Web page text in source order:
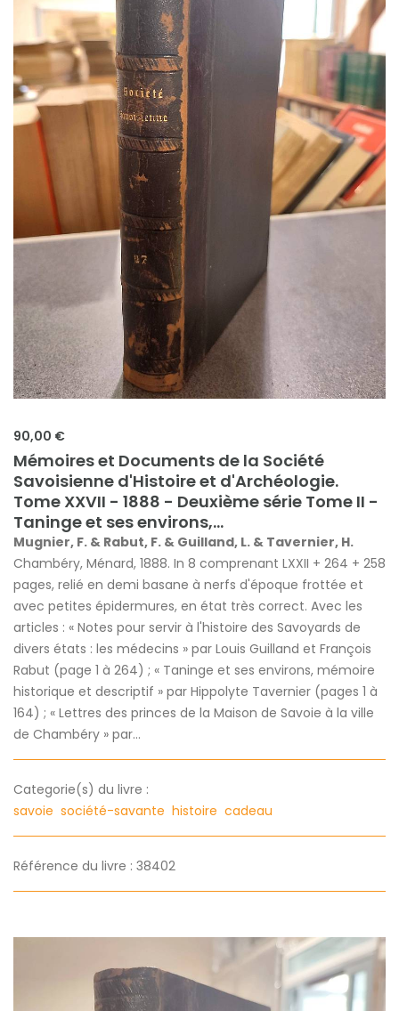
90,00 €
Mémoires et Documents de la Société
Savoisienne d'Histoire et d'Archéologie.
Tome XXVII - 1888 - Deuxième série Tome II -
Taninge et ses environs,...
Mugnier, F. & Rabut, F. & Guilland, L. & Tavernier, H.
Chambéry, Ménard, 1888. In 8 comprenant LXXII + 264 + 258
pages, relié en demi basane à nerfs d'époque frottée et
avec petites épidermures, en état très correct. Avec les
articles : « Notes pour servir à l'histoire des Savoyards de
divers états : les médecins » par Louis Guilland et François
Rabut (page 1 à 264) ; « Taninge et ses environs, mémoire
historique et descriptif » par Hippolyte Tavernier (pages 1 à
164) ; « Lettres des princes de la Maison de Savoie à la ville
de Chambéry » par...
Categorie(s) du livre :
savoie société-savante histoire cadeau
Référence du livre : 38402